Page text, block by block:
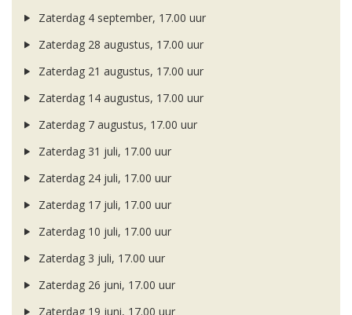
Zaterdag 4 september, 17.00 uur
Zaterdag 28 augustus, 17.00 uur
Zaterdag 21 augustus, 17.00 uur
Zaterdag 14 augustus, 17.00 uur
Zaterdag 7 augustus, 17.00 uur
Zaterdag 31 juli, 17.00 uur
Zaterdag 24 juli, 17.00 uur
Zaterdag 17 juli, 17.00 uur
Zaterdag 10 juli, 17.00 uur
Zaterdag 3 juli, 17.00 uur
Zaterdag 26 juni, 17.00 uur
Zaterdag 19 juni, 17.00 uur